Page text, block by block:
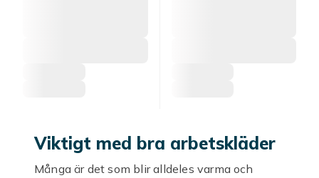
Viktigt med bra arbetskläder
Många är det som blir alldeles varma och